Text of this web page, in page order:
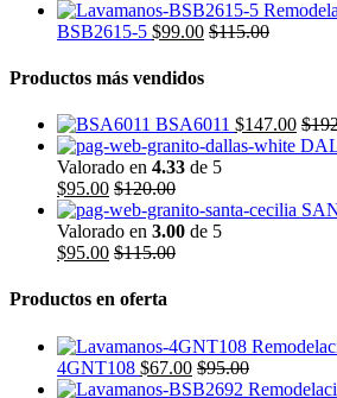
BSB2615-5 $99.00 $115.00
Productos más vendidos
BSA6011 $147.00 $
Valorado en 4.33 de 5
$95.00 $120.00
Valorado en 3.00 de 5
$95.00 $115.00
Productos en oferta
4GNT108 $67.00 $95.00